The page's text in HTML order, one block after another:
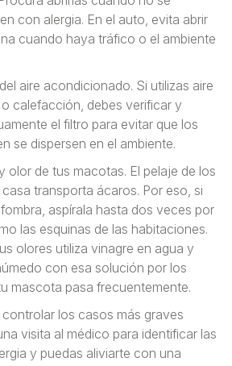
con alergia. En el auto, evita abrir
cuando haya tráfico o el ambiente
aire acondicionado. Si utilizas aire
calefacción, debes verificar y
el filtro para evitar que los
se dispersen en el ambiente.
olor de tus macotas. El pelaje de los
transporta ácaros. Por eso, si
aspírala hasta dos veces por
las esquinas de las habitaciones.
olores utiliza vinagre en agua y
con esa solución por los
mascota pasa frecuentemente.
los casos más graves
visita al médico para identificar las
y puedas aliviarte con una